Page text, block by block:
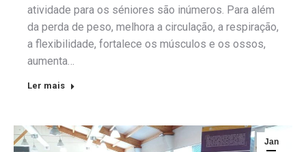
atividade para os séniores são inúmeros. Para além
da perda de peso, melhora a circulação, a respiração,
a flexibilidade, fortalece os músculos e os ossos,
aumenta…
Ler mais
Jan